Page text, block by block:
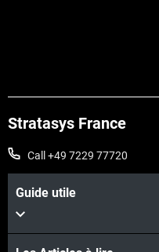
Stratasys France
Call +49 7229 77720
Guide utile